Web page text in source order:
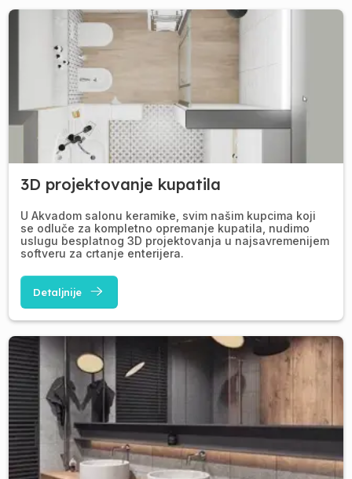
3D projektovanje kupatila
U Akvadom salonu keramike, svim našim kupcima koji
se odluče za kompletno opremanje kupatila, nudimo
uslugu besplatnog 3D projektovanja u najsavremenijem
softveru za crtanje enterijera.
Detaljnije